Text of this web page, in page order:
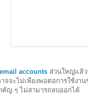
accounts ส่วนใหญ่แล้
จจะไม่เพียงพอต่อการใช้งา
คัญ ๆ ไม่สามารถลบออกได้